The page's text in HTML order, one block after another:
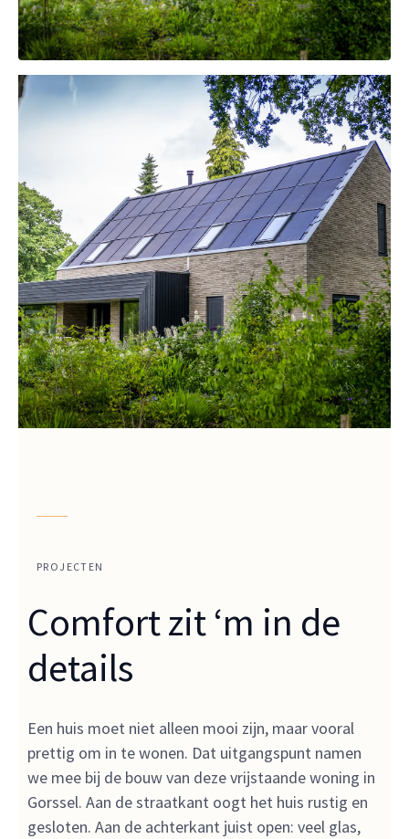
PROJECTEN
Comfort zit ‘m in de
details
Een huis moet niet alleen mooi zijn, maar vooral
prettig om in te wonen. Dat uitgangspunt namen
we mee bij de bouw van deze vrijstaande woning in
Gorssel. Aan de straatkant oogt het huis rustig en
gesloten. Aan de achterkant juist open: veel glas,